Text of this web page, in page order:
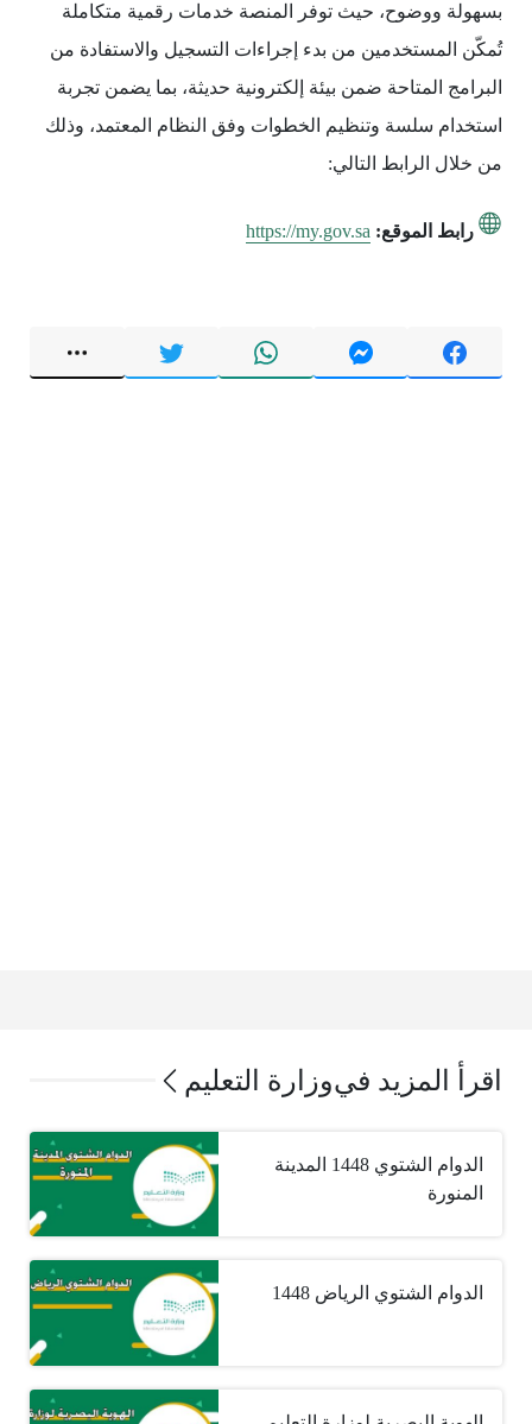
بسهولة ووضوح، حيث توفر المنصة خدمات رقمية متكاملة
تُمكّن المستخدمين من بدء إجراءات التسجيل والاستفادة من
البرامج المتاحة ضمن بيئة إلكترونية حديثة، بما يضمن تجربة
استخدام سلسة وتنظيم الخطوات وفق النظام المعتمد، وذلك
من خلال الرابط التالي:
رابط الموقع: https://my.gov.sa
اقرأ المزيد فيوزارة التعليم
الدوام الشتوي 1448 المدينة
المنورة
الدوام الشتوي الرياض 1448